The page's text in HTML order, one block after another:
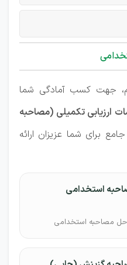
جهت کسب آمادگی شما
ارزیابی تکمیلی (مصاحبه
برای شما عزیزان ارائه
استخدامی
مصاحبه استخدامی